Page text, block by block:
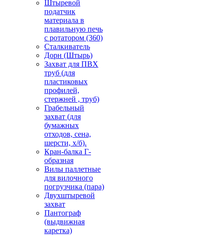
Штыревой
податчик
материала в
плавильную печь
с ротатором (360)
Сталкиватель
Дорн (Штырь)
Захват для ПВХ
труб (для
пластиковых
профилей,
стержней , труб)
Грабельный
захват (для
бумажных
отходов, сена,
шерсти, х/б).
Кран-балка Г-
образная
Вилы паллетные
для вилочного
погрузчика (пара)
Двухштыревой
захват
Пантограф
(выдвижная
каретка)